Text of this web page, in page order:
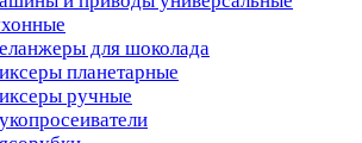
для шоколада
планетарные
ручные